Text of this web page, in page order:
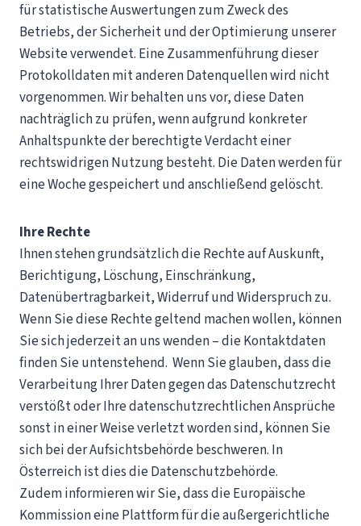
für statistische Auswertungen zum Zweck des
Betriebs, der Sicherheit und der Optimierung unserer
Website verwendet. Eine Zusammenführung dieser
Protokolldaten mit anderen Datenquellen wird nicht
vorgenommen. Wir behalten uns vor, diese Daten
nachträglich zu prüfen, wenn aufgrund konkreter
Anhaltspunkte der berechtigte Verdacht einer
rechtswidrigen Nutzung besteht. Die Daten werden für
eine Woche gespeichert und anschließend gelöscht.
Ihre Rechte
Ihnen stehen grundsätzlich die Rechte auf Auskunft,
Berichtigung, Löschung, Einschränkung,
Datenübertragbarkeit, Widerruf und Widerspruch zu.
Wenn Sie diese Rechte geltend machen wollen, können
Sie sich jederzeit an uns wenden – die Kontaktdaten
finden Sie untenstehend. Wenn Sie glauben, dass die
Verarbeitung Ihrer Daten gegen das Datenschutzrecht
verstößt oder Ihre datenschutzrechtlichen Ansprüche
sonst in einer Weise verletzt worden sind, können Sie
sich bei der Aufsichtsbehörde beschweren. In
Österreich ist dies die Datenschutzbehörde.
Zudem informieren wir Sie, dass die Europäische
Kommission eine Plattform für die außergerichtliche